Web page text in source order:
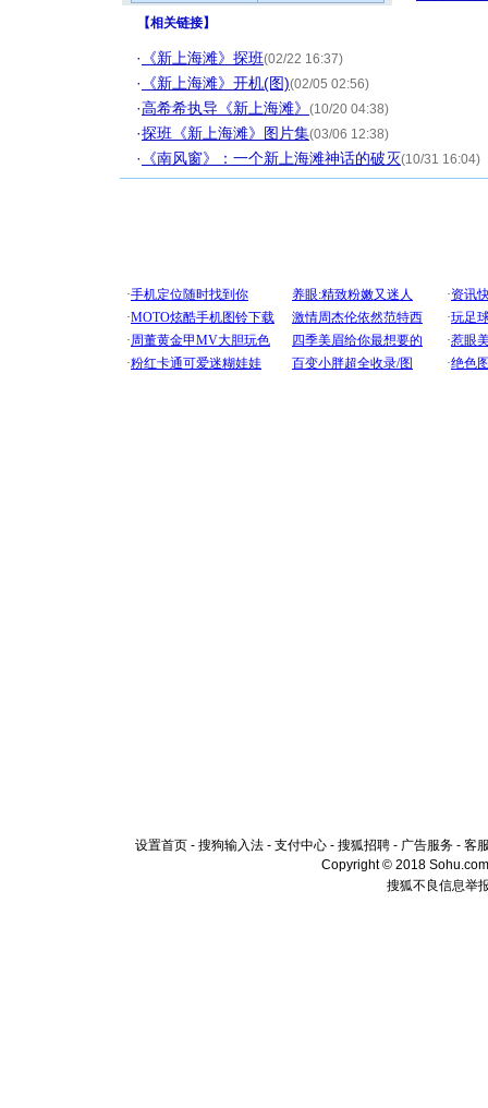
【相关链接】
· 《新上海滩》探班(02/22 16:37)
· 《新上海滩》开机(图)(02/05 02:56)
·高希希执导《新上海滩》 (10/20 04:38)
·探班《新上海滩》图片集(03/06 12:38)
· 《南风窗》：一个新上海滩神话的破灭(10/31 16:04)
设置首页 - 搜狗输入法 - 支付中心 - 搜狐招聘 - 广告服务 - 客
Copyright © 2018
搜狐不良信息举